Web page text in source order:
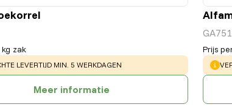
kg zak
: LEVERTIJD MIN. 5 WERKDAGEN
Meer informatie
GA751
Prijs